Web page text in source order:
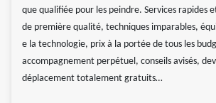
que qualifiée pour les peindre. Services rapides
de première qualité, techniques imparables,
e la technologie, prix à la portée de tous les
accompagnement perpétuel, conseils avisés,
déplacement totalement gratuits…